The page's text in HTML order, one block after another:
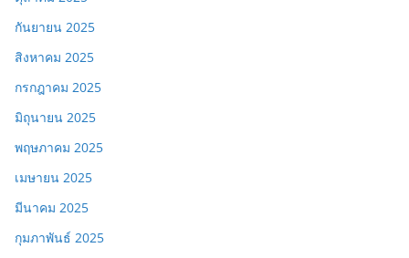
กันยายน 2025
สิงหาคม 2025
กรกฎาคม 2025
มิถุนายน 2025
พฤษภาคม 2025
เมษายน 2025
มีนาคม 2025
กุมภาพันธ์ 2025